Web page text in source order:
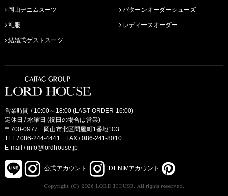
岡山デニムスーツ
礼服
結婚式ゲストスーツ
パターンオーダーシューズ
レディースオーダー
営業時間 / 10:00～18:00 (LAST ORDER 16:00)
定休日 / 水曜日 (祝日の場合は営業)
〒700-0977 岡山市北区問屋町1番地103
TEL /086-244-4441 FAX / 086-241-8010
E-mail /info@lordhouse.jp
公式アカウント DENIMアカウント
Copyright (C) 2026 LORD HOUSE. All rights reserved.